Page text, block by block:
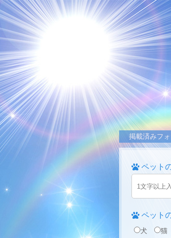
掲載済みフ
ペット
ペット
犬 猫